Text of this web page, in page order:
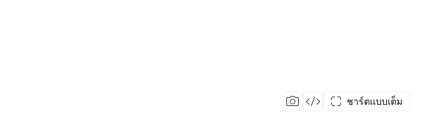
ชาร์ตแบบเต็ม